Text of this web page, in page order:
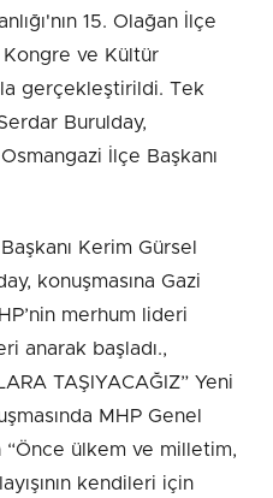
15. Olağan İlçe
ve Kültür
gerçekleştirildi. Tek
Burulday,
İlçe Başkanı
Kerim Gürsel
konuşmasına Gazi
merhum lideri
anarak başladı.,
TAŞIYACAĞIZ” Yeni
MHP Genel
“Önce ülkem ve milletim,
kendileri için